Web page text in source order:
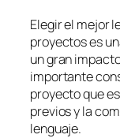
Elegir el mejor
proyectos es
un gran
importante
proyecto que
previos y la
lenguaje.